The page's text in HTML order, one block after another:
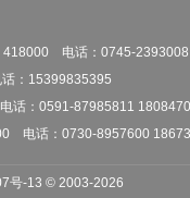
418000 电话：0745-2393008
：15399835395
话：0591-87985811
电话：0730-8957600
号-13 © 2003-2026